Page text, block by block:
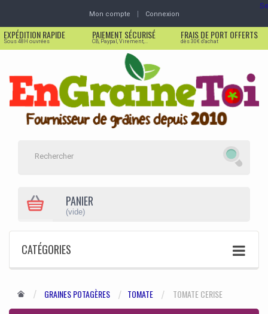
Mon compte Connexion
EXPÉDITION RAPIDE
Sous 48H ouvrées
PAIEMENT SÉCURISÉ
CB, Paypal, Virement,...
FRAIS DE PORT OFFERTS
dès 30€ d'achat
PANIER
(vide)
CATÉGORIES
GRAINES POTAGÈRES TOMATE TOMATE CERISE